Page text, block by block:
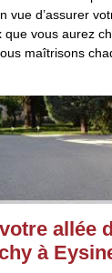
vue d’assurer
vous aurez
maîtrisons
allée
à